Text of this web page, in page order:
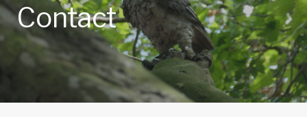
Contact